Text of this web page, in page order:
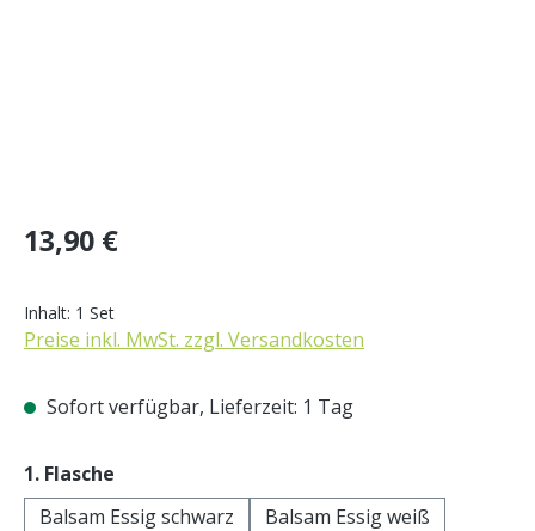
Regulärer Preis:
13,90 €
Inhalt: 1 Set
Preise inkl. MwSt. zzgl. Versandkosten
Sofort verfügbar, Lieferzeit: 1 Tag
1. Flasche
Balsam Essig schwarz
Balsam Essig weiß